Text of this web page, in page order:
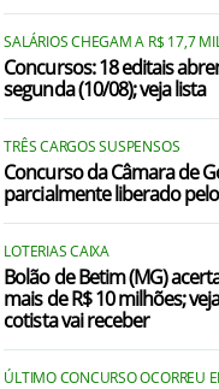
SALÁRIOS CHEGAM A R$ 17,7
Concursos: 18 editais
segunda (10/08); veja lista
TRÊS CARGOS SUSPENSOS
Concurso da Câmara de
parcialmente liberado
LOTERIAS CAIXA
Bolão de Betim (MG)
mais de R$ 10 milhões;
cotista vai receber
ÚLTIMO CONCURSO OCORREU